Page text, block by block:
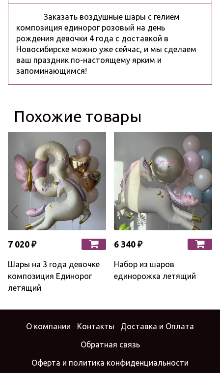
Заказать воздушные шары с гелием
композиция единорог розовый на день
рождения девочки 4 года с доставкой в
Новосибирске можно уже сейчас, и мы сделаем
ваш праздник по-настоящему ярким и
запоминающимся!
Похожие товары
7 020 ₽
Шары на 3 года девочке
композиция Единорог
летящий
6 340 ₽
Набор из шаров
единорожка летящий
О компании Контакты Доставка и Оплата
Обратная связь
Оферта и политика конфиденциальности